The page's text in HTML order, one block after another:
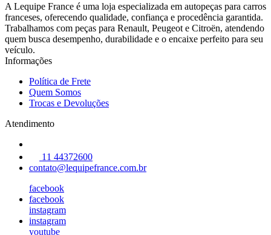
A Lequipe France é uma loja especializada em autopeças para carros
franceses, oferecendo qualidade, confiança e procedência garantida.
Trabalhamos com peças para Renault, Peugeot e Citroën, atendendo
quem busca desempenho, durabilidade e o encaixe perfeito para seu
veículo.
Informações
Política de Frete
Quem Somos
Trocas e Devoluções
Atendimento
11 44372600
contato@lequipefrance.com.br
facebook
facebook
instagram
instagram
youtube